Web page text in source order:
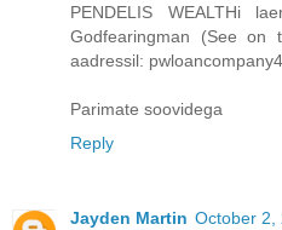
PENDELIS WEALTHi
Godfearingman (See on
aadressil:
Parimate soovidega
Reply
Jayden Martin October 2,